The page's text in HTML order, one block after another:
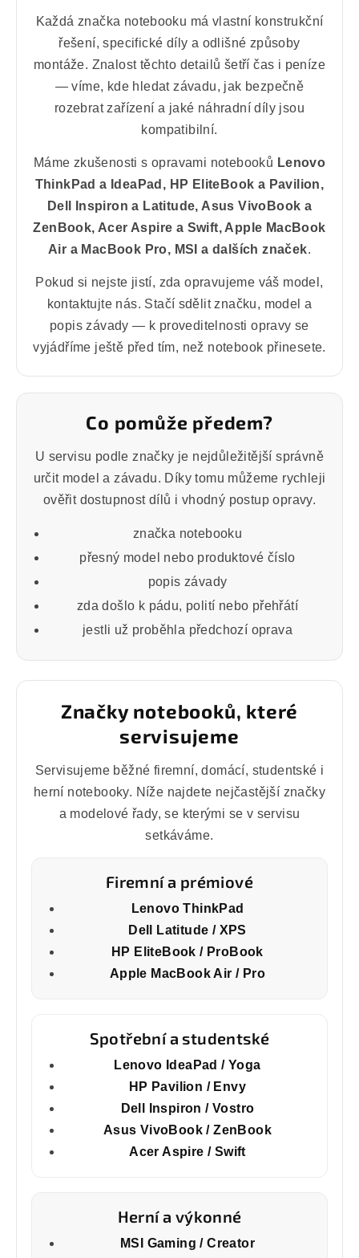
Každá značka notebooku má vlastní konstrukční
řešení, specifické díly a odlišné způsoby
montáže. Znalost těchto detailů šetří čas i peníze
— víme, kde hledat závadu, jak bezpečně
rozebrat zařízení a jaké náhradní díly jsou
kompatibilní.
Máme zkušenosti s opravami notebooků Lenovo
ThinkPad a IdeaPad, HP EliteBook a Pavilion,
Dell Inspiron a Latitude, Asus VivoBook a
ZenBook, Acer Aspire a Swift, Apple MacBook
Air a MacBook Pro, MSI a dalších značek.
Pokud si nejste jistí, zda opravujeme váš model,
kontaktujte nás. Stačí sdělit značku, model a
popis závady — k proveditelnosti opravy se
vyjádříme ještě před tím, než notebook přinesete.
Co pomůže předem?
U servisu podle značky je nejdůležitější správně
určit model a závadu. Díky tomu můžeme rychleji
ověřit dostupnost dílů i vhodný postup opravy.
značka notebooku
přesný model nebo produktové číslo
popis závady
zda došlo k pádu, polití nebo přehřátí
jestli už proběhla předchozí oprava
Značky notebooků, které
servisujeme
Servisujeme běžné firemní, domácí, studentské i
herní notebooky. Níže najdete nejčastější značky
a modelové řady, se kterými se v servisu
setkáváme.
Firemní a prémiové
Lenovo ThinkPad
Dell Latitude / XPS
HP EliteBook / ProBook
Apple MacBook Air / Pro
Spotřební a studentské
Lenovo IdeaPad / Yoga
HP Pavilion / Envy
Dell Inspiron / Vostro
Asus VivoBook / ZenBook
Acer Aspire / Swift
Herní a výkonné
MSI Gaming / Creator